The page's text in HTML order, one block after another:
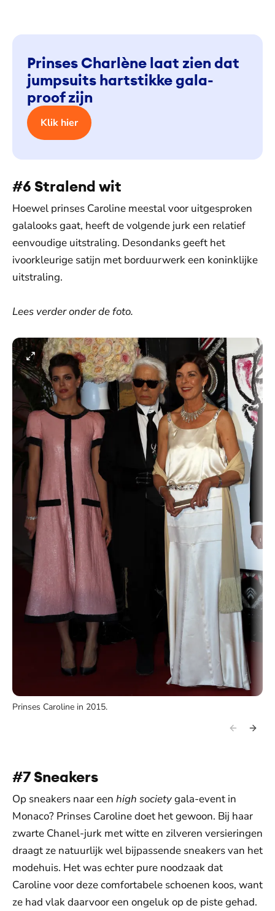
Prinses Charlène laat zien dat
jumpsuits hartstikke gala-
proof zijn
Klik hier
#6 Stralend wit
Hoewel prinses Caroline meestal voor uitgesproken
galalooks gaat, heeft de volgende jurk een relatief
eenvoudige uitstraling. Desondanks geeft het
ivoorkleurige satijn met borduurwerk een koninklijke
uitstraling.
Lees verder onder de foto.
Prinses Caroline in 2015.
#7 Sneakers
Op sneakers naar een high societygala-event in
Monaco? Prinses Caroline doet het gewoon. Bij haar
zwarte Chanel-jurk met witte en zilveren versieringen
draagt ze natuurlijk wel bijpassende sneakers van het
modehuis. Het was echter pure noodzaak dat
Caroline voor deze comfortabele schoenen koos, want
ze had vlak daarvoor een ongeluk op de piste gehad.